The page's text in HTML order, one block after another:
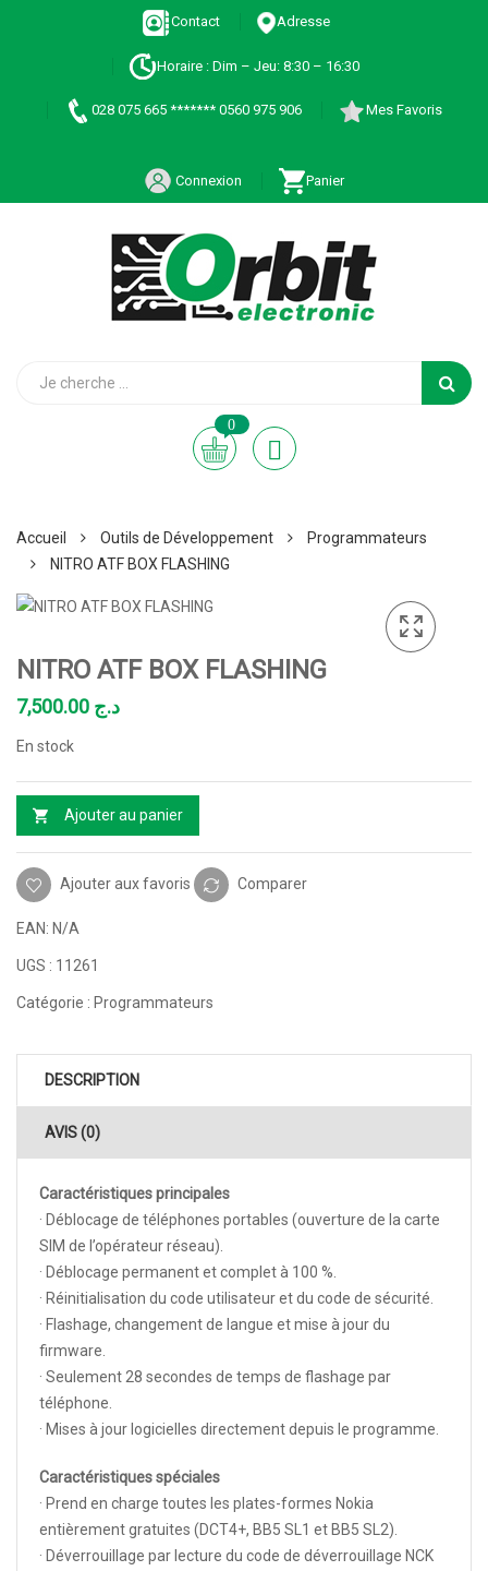
Contact Adresse
Horaire : Dim – Jeu: 8:30 – 16:30
028 075 665 ******* 0560 975 906 Mes Favoris
Connexion Panier
0
Accueil Outils de Développement
Programmateurs
NITRO ATF BOX FLASHING
NITRO ATF BOX FLASHING
د.ج
En stock
Ajouter au panier
Ajouter aux favoris Comparer
EAN: N/A
UGS : 11261
Catégorie : Programmateurs
DESCRIPTION
AVIS (0)
Caractéristiques principales
· Déblocage de téléphones portables (ouverture de la carte
SIM de l’opérateur réseau).
· Déblocage permanent et complet à 100 %.
· Réinitialisation du code utilisateur et du code de sécurité.
· Flashage, changement de langue et mise à jour du
firmware.
· Seulement 28 secondes de temps de flashage par
téléphone.
· Mises à jour logicielles directement depuis le programme.
Caractéristiques spéciales
· Prend en charge toutes les plates-formes Nokia
entièrement gratuites (DCT4+, BB5 SL1 et BB5 SL2).
· Déverrouillage par lecture du code de déverrouillage NCK